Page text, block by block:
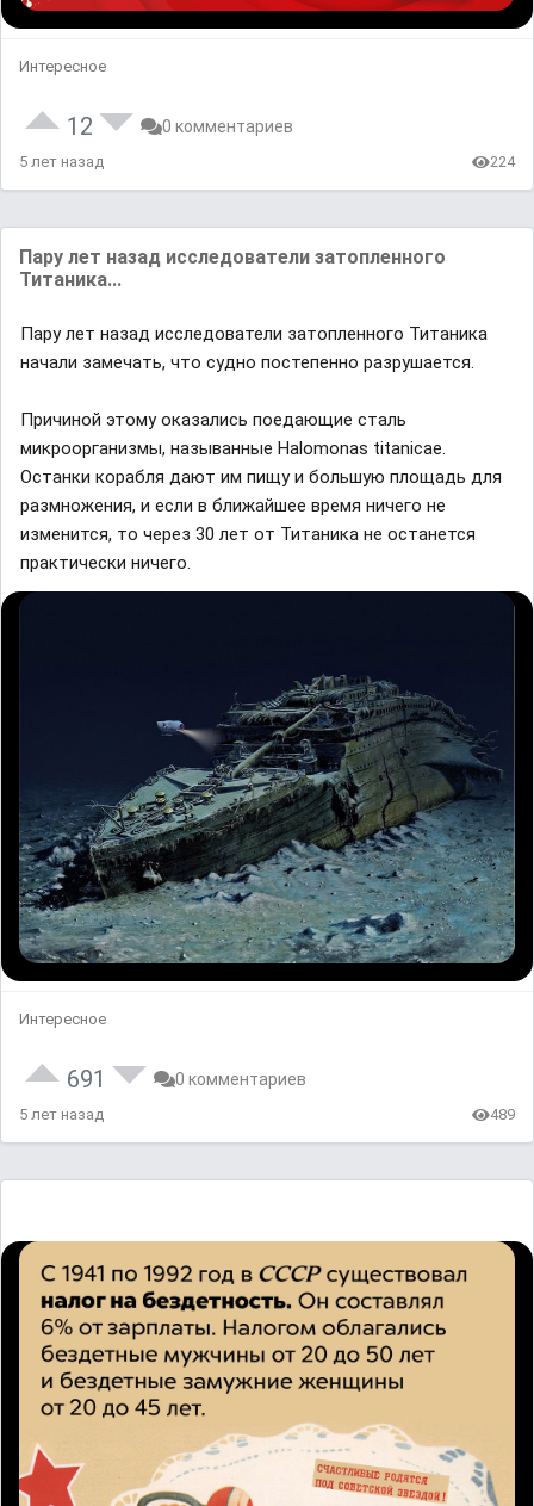
Интересное
12 0 комментариев
5 лет назад 224
Пару лет назад исследователи затопленного
Титаника...
Пару лет назад исследователи затопленного Титаника
начали замечать, что судно постепенно разрушается.
Причиной этому оказались поедающие сталь
микроорганизмы, называнные Halomonas titanicae.
Останки корабля дают им пищу и большую площадь для
размножения, и если в ближайшее время ничего не
изменится, то через 30 лет от Титаника не останется
практически ничего.
Интересное
691 0 комментариев
5 лет назад 489